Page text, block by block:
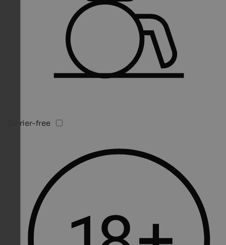
Barrier-free